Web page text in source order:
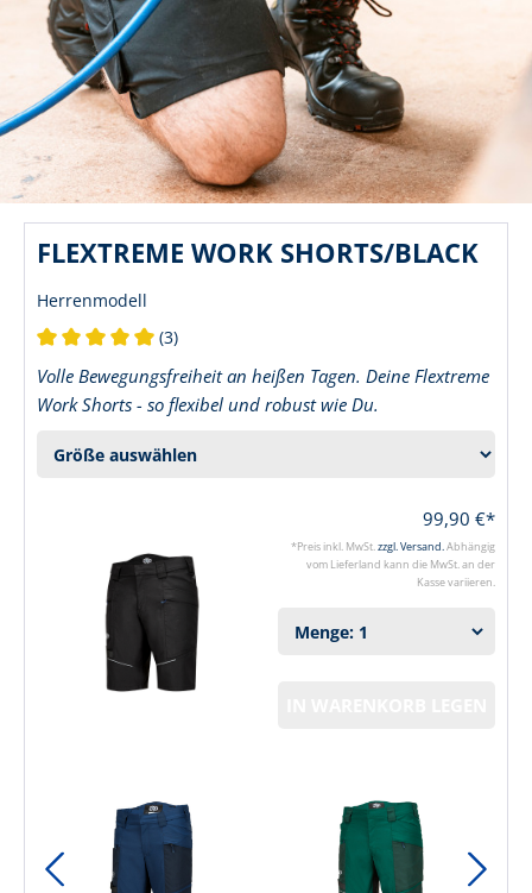
FLEXTREME WORK SHORTS/BLACK
Herrenmodell
(3)
Volle Bewegungsfreiheit an heißen Tagen. Deine Flextreme
Work Shorts - so flexibel und robust wie Du.
99,90 €*
*Preis inkl. MwSt.zzgl. Versand.Abhängig
vom Lieferland kann die MwSt. an der
Kasse variieren.